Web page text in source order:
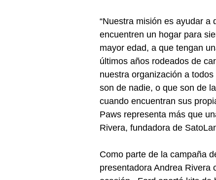
“Nuestra misión es ayudar
encuentren un hogar para
mayor edad, a que tengan
últimos años rodeados de
nuestra organización a
son de nadie, o que son de
cuando encuentran sus
Paws representa más que
Rivera, fundadora de
Como parte de la campaña
presentadora Andrea Rivera